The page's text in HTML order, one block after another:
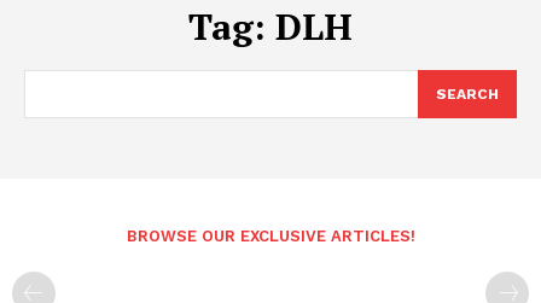
Tag: DLH
SEARCH
BROWSE OUR EXCLUSIVE ARTICLES!